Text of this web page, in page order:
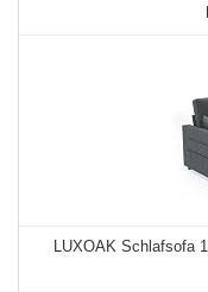
LUXOAK Schlafsofa